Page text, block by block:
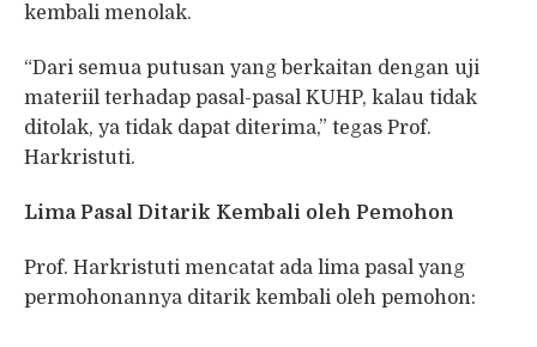
kembali menolak.
“Dari semua putusan yang berkaitan dengan uji
materiil terhadap pasal-pasal KUHP, kalau tidak
ditolak, ya tidak dapat diterima,” tegas Prof.
Harkristuti.
Lima Pasal Ditarik Kembali oleh Pemohon
Prof. Harkristuti mencatat ada lima pasal yang
permohonannya ditarik kembali oleh pemohon: